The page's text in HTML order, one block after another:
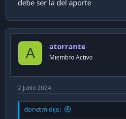
debe ser la del aporte
A atorrante
Miembro Activo
2 Junio 2024
donctm dijo: